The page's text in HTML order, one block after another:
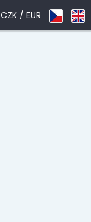
CZK / EUR